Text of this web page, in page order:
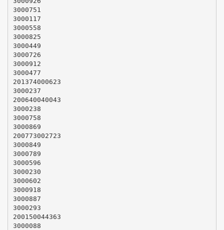
3000751
3000117
3000558
3000825
3000449
3000726
3000912
3000477
201374000623
3000237
200640040043
3000238
3000758
3000869
200773002723
3000849
3000789
3000596
3000230
3000602
3000918
3000887
3000293
200150044363
3000088